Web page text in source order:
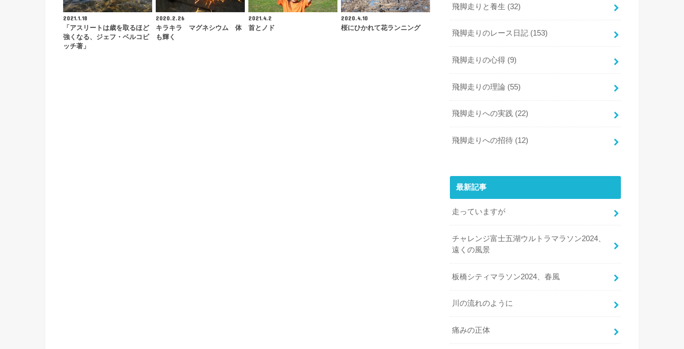
2021.1.18
「アスリートは歳を取るほど
強くなる、ジェフ・ベルコビ
ッチ著」
2020.2.26
キラキラ マグネシウム 体
も輝く
2021.4.2
首とノド
2020.4.10
桜にひかれて花ランニング
飛脚走りと養生 (32)
飛脚走りのレース日記 (153)
飛脚走りの心得 (9)
飛脚走りの理論 (55)
飛脚走りへの実践 (22)
飛脚走りへの招待 (12)
最新記事
走っていますが
チャレンジ富士五湖ウルトラマラソン2024、
遠くの風景
板橋シティマラソン2024、春風
川の流れのように
痛みの正体